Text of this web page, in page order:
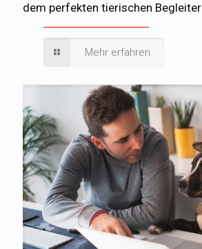
dem perfekten tierischen Begleiter
Mehr erfahren